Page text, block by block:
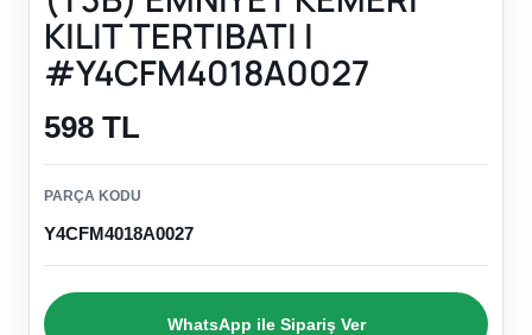
KILIT TERTIBATI I
#Y4CFM4018A0027
598 TL
PARÇA KODU
Y4CFM4018A0027
WhatsApp ile Sipariş Ver